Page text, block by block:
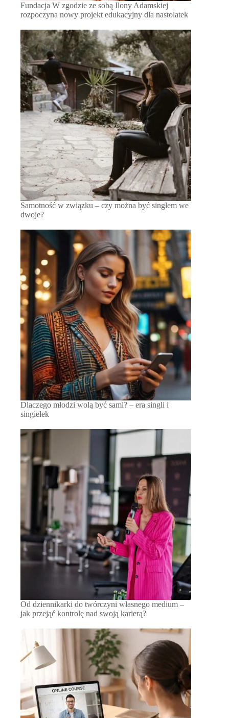
Fundacja W zgodzie ze sobą Ilony Adamskiej
rozpoczyna nowy projekt edukacyjny dla nastolatek
Samotność w związku – czy można być singlem we
dwoje?
Dlaczego młodzi wolą być sami? – era singli i
singielek
Od dziennikarki do twórczyni własnego medium –
jak przejąć kontrolę nad swoją karierą?